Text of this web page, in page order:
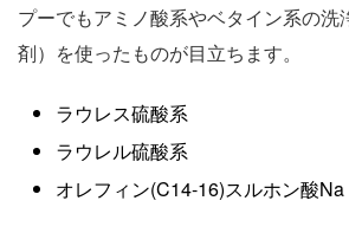
プーでもアミノ酸系やベタイン系の洗
剤）を使ったものが目立ちます。
ラウレス硫酸系
ラウレル硫酸系
オレフィン(C14-16)スルホン酸Na